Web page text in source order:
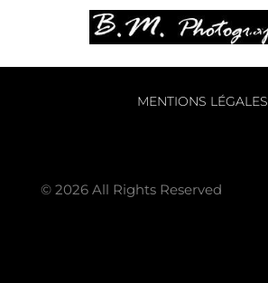
MENTIONS LÉGALES
© 2026 All Rights Reserved